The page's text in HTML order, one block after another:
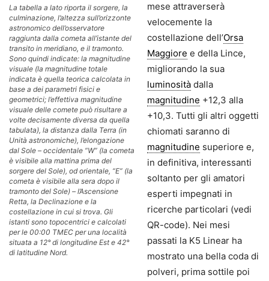
La tabella a lato riporta il sorgere, la
culminazione, l’altezza sull’orizzonte
astronomico dell’osservatore
raggiunta dalla cometa all’istante del
transito in meridiano, e il tramonto.
Sono quindi indicate: la magnitudine
visuale (la magnitudine totale
indicata è quella teorica calcolata in
base a dei parametri fisici e
geometrici; l’effettiva magnitudine
visuale delle comete può risultare a
volte decisamente diversa da quella
tabulata), la distanza dalla Terra (in
Unità astronomiche), l’elongazione
dal Sole – occidentale “W” (la cometa
è visibile alla mattina prima del
sorgere del Sole), od orientale, “E” (la
cometa è visibile alla sera dopo il
tramonto del Sole) – l’Ascensione
Retta, la Declinazione e la
costellazione in cui si trova. Gli
istanti sono topocentrici e calcolati
per le 00:00 TMEC per una località
situata a 12° di longitudine Est e 42°
di latitudine Nord.
mese attraverserà
velocemente la
costellazione dell’Orsa
Maggiore e della Lince,
migliorando la sua
luminosità dalla
magnitudine +12,3 alla
+10,3. Tutti gli altri oggetti
chiomati saranno di
magnitudine superiore e,
in definitiva, interessanti
soltanto per gli amatori
esperti impegnati in
ricerche particolari (vedi
QR-code). Nei mesi
passati la K5 Linear ha
mostrato una bella coda di
polveri, prima sottile poi